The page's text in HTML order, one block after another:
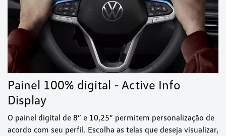
Painel 100% digital - Active Info
Display
O painel digital de 8” e 10,25” permitem personalização de
acordo com seu perfil. Escolha as telas que deseja visualizar,